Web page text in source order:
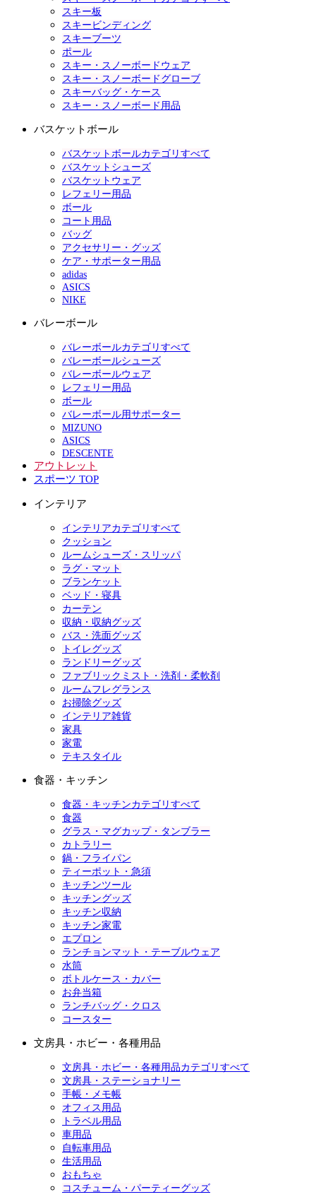
スキー板
スキービンディング
スキーブーツ
ポール
スキー・スノーボードウェア
スキー・スノーボードグローブ
スキーバッグ・ケース
スキー・スノーボード用品
バスケットボール
バスケットボールカテゴリすべて
バスケットシューズ
バスケットウェア
レフェリー用品
ボール
コート用品
バッグ
アクセサリー・グッズ
ケア・サポーター用品
adidas
ASICS
NIKE
バレーボール
バレーボールカテゴリすべて
バレーボールシューズ
バレーボールウェア
レフェリー用品
ボール
バレーボール用サポーター
MIZUNO
ASICS
DESCENTE
アウトレット
スポーツ TOP
インテリア
インテリアカテゴリすべて
クッション
ルームシューズ・スリッパ
ラグ・マット
ブランケット
ベッド・寝具
カーテン
収納・収納グッズ
バス・洗面グッズ
トイレグッズ
ランドリーグッズ
ファブリックミスト・洗剤・柔軟剤
ルームフレグランス
お掃除グッズ
インテリア雑貨
家具
家電
テキスタイル
食器・キッチン
食器・キッチンカテゴリすべて
食器
グラス・マグカップ・タンブラー
カトラリー
鍋・フライパン
ティーポット・急須
キッチンツール
キッチングッズ
キッチン収納
キッチン家電
エプロン
ランチョンマット・テーブルウェア
水筒
ボトルケース・カバー
お弁当箱
ランチバッグ・クロス
コースター
文房具・ホビー・各種用品
文房具・ホビー・各種用品カテゴリすべて
文房具・ステーショナリー
手帳・メモ帳
オフィス用品
トラベル用品
車用品
自転車用品
生活用品
おもちゃ
コスチューム・パーティーグッズ